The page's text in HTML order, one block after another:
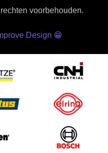
voorbehouden.
Design 😁